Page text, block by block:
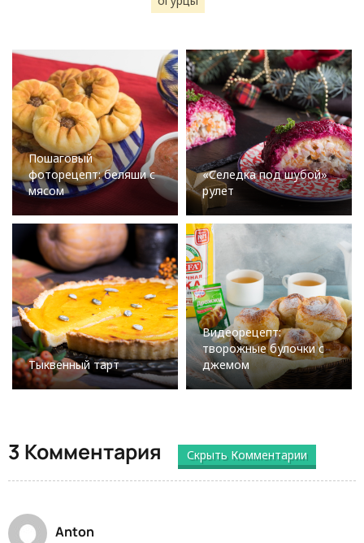
Пошаговый
фоторецепт: беляши с
мясом
«Селедка под шубой»
рулет
Тыквенный тарт
Видеорецепт:
творожные булочки с
джемом
3 Комментария Скрыть Комментарии
Anton